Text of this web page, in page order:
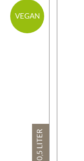
VEGAN
0,5 LITER